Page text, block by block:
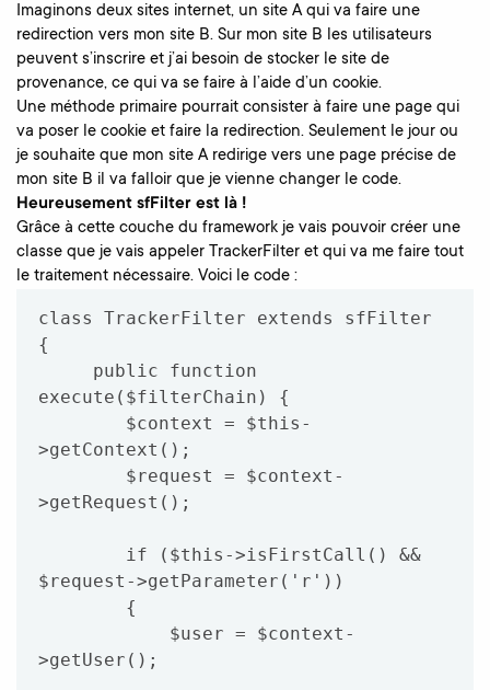
Imaginons deux sites internet, un site A qui va faire une
redirection vers mon site B. Sur mon site B les utilisateurs
peuvent s’inscrire et j’ai besoin de stocker le site de
provenance, ce qui va se faire à l’aide d’un cookie.
Une méthode primaire pourrait consister à faire une page qui
va poser le cookie et faire la redirection. Seulement le jour ou
je souhaite que mon site A redirige vers une page précise de
mon site B il va falloir que je vienne changer le code.
Heureusement sfFilter est là !
Grâce à cette couche du framework je vais pouvoir créer une
classe que je vais appeler TrackerFilter et qui va me faire tout
le traitement nécessaire. Voici le code :
class TrackerFilter extends sfFilter
{
execute($filterChain) {
>getContext();
>getRequest();
$request->getParameter('r'))
>getUser();